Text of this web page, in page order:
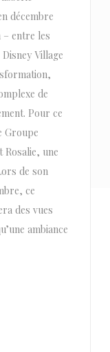
décembre
entre les
Village
de
Pour ce
Groupe
une
de son
ce
des vues
ambiance